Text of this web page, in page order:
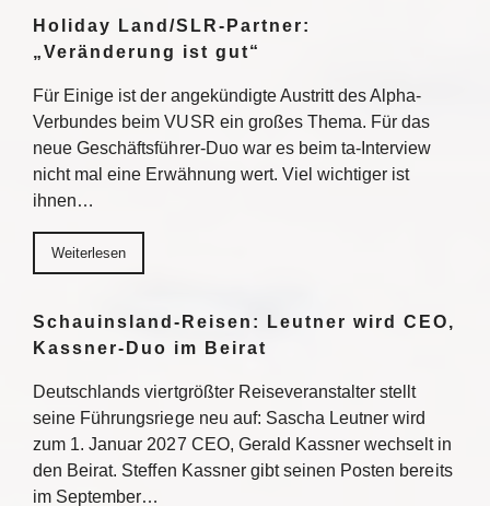
Holiday Land/SLR-Partner:
„Veränderung ist gut“
Für Einige ist der angekündigte Austritt des Alpha-
Verbundes beim VUSR ein großes Thema. Für das
neue Geschäftsführer-Duo war es beim ta-Interview
nicht mal eine Erwähnung wert. Viel wichtiger ist
ihnen…
Weiterlesen
Schauinsland-Reisen: Leutner wird CEO,
Kassner-Duo im Beirat
Deutschlands viertgrößter Reiseveranstalter stellt
seine Führungsriege neu auf: Sascha Leutner wird
zum 1. Januar 2027 CEO, Gerald Kassner wechselt in
den Beirat. Steffen Kassner gibt seinen Posten bereits
im September…